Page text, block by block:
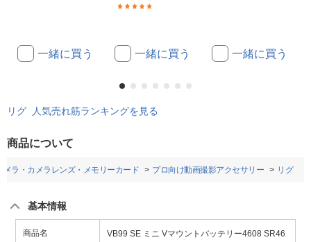
一緒に買う 一緒に買う 一緒に買う
リグ 人気売れ筋ランキングを見る
商品について
メラ・カメラレンズ・メモリーカード プロ向け動画撮影アクセサリー リグ
基本情報
商品名
VB99 SE ミニ Vマウントバッテリー4608 SR46